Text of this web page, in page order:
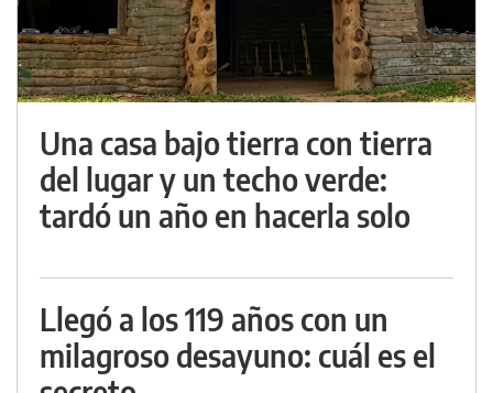
Una casa bajo tierra con tierra
del lugar y un techo verde:
tardó un año en hacerla solo
Llegó a los 119 años con un
milagroso desayuno: cuál es el